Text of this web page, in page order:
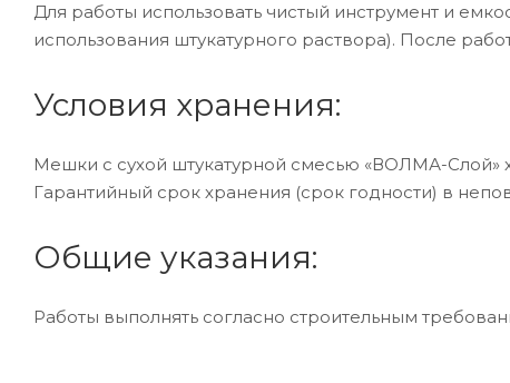
Для работы использовать чистый инструмент и
использования штукатурного раствора). После
Условия хранения:
Мешки с сухой штукатурной смесью «ВОЛМА-Слой»
Гарантийный срок хранения (срок годности) в
Общие указания:
Работы выполнять согласно строительным